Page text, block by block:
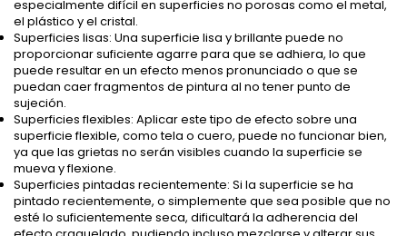
especialmente difícil en superficies no porosas como el metal,
el plástico y el cristal.
Superficies lisas: Una superficie lisa y brillante puede no
proporcionar suficiente agarre para que se adhiera, lo que
puede resultar en un efecto menos pronunciado o que se
puedan caer fragmentos de pintura al no tener punto de
sujeción.
Superficies flexibles: Aplicar este tipo de efecto sobre una
superficie flexible, como tela o cuero, puede no funcionar bien,
ya que las grietas no serán visibles cuando la superficie se
mueva y flexione.
Superficies pintadas recientemente: Si la superficie se ha
pintado recientemente, o simplemente que sea posible que no
esté lo suficientemente seca, dificultará la adherencia del